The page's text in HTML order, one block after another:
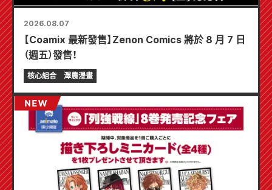
2026.08.07
【Coamix 最新發售】Zenon Comics 將於 8 月 7 日
（週五）發售！
核心組合 澤農漫畫